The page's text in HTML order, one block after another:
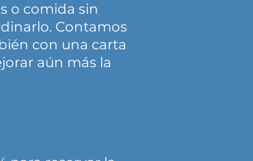
o comida sin
Contamos
con una carta
aún más la